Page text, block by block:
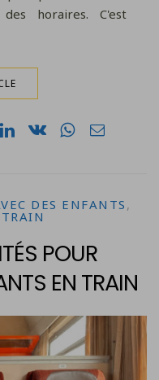
horaires. C'est
DES ENFANTS ,
POUR
EN TRAIN